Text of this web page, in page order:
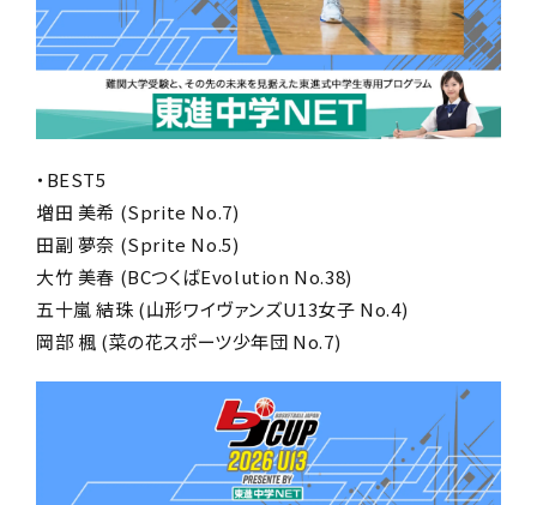
・BEST5
増田 美希 (Sprite No.7)
田副 夢奈 (Sprite No.5)
大竹 美春 (BCつくばEvolution No.38)
五十嵐 結珠 (山形ワイヴァンズU13女子 No.4)
岡部 楓 (菜の花スポーツ少年団 No.7)